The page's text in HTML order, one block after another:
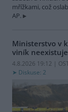
mřížkami, což
AP.
Ministerstvo v
viník neexistuje
4.8.2026 19:12 |
Diskuse: 2